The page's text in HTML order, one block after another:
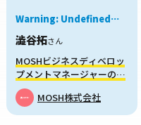
Warning: Undefined
/home/xs959124/mei-
content/themes/sakusaku-
job/parts/story-
card.php
澁谷拓さん
MOSHビジネスディベロッ
プメントマネージャーの澁
谷さん「スタートアップの
1番楽しい時期を逃したく
なかった」
MOSH株式会社